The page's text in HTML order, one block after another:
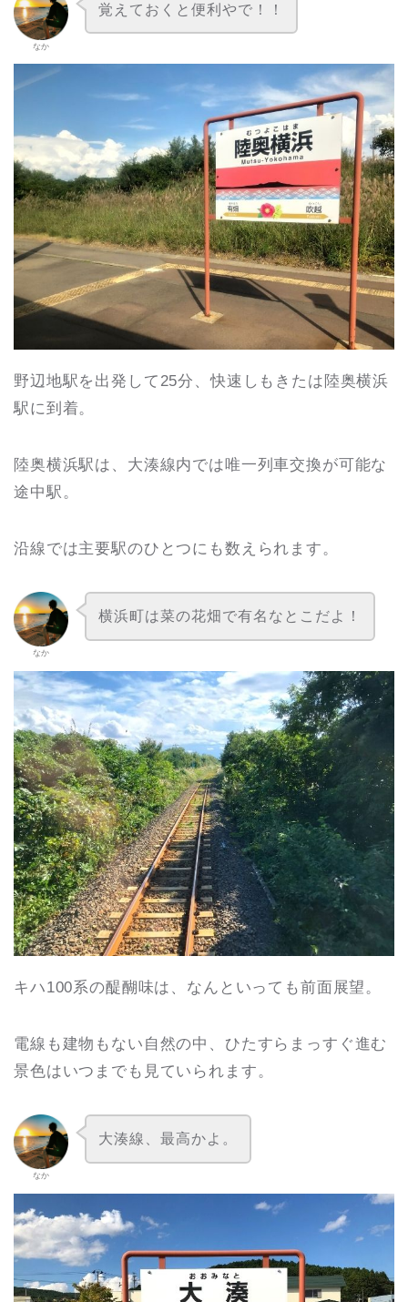
なか
覚えておくと便利やで！！
野辺地駅を出発して25分、快速しもきたは陸奥横浜
駅に到着。
陸奥横浜駅は、大湊線内では唯一列車交換が可能な
途中駅。
沿線では主要駅のひとつにも数えられます。
なか
横浜町は菜の花畑で有名なとこだよ！
キハ100系の醍醐味は、なんといっても前面展望。
電線も建物もない自然の中、ひたすらまっすぐ進む
景色はいつまでも見ていられます。
なか
大湊線、最高かよ。